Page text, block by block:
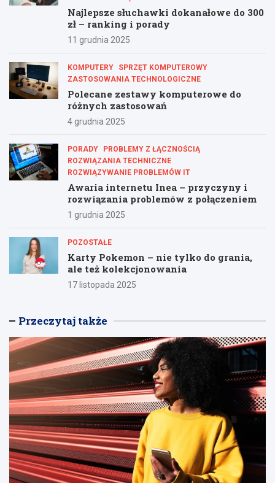
Najlepsze słuchawki dokanałowe do 300
zł – ranking i porady
11 grudnia 2025
KOMPUTERY
SPRZĘT KOMPUTEROWY
ZASTOSOWANIA TECHNOLOGICZNE
Polecane zestawy komputerowe do
różnych zastosowań
4 grudnia 2025
PORADY
PROBLEMY Z ŁĄCZNOŚCIĄ
ROZWIĄZANIA TECHNICZNE
ROZWIĄZYWANIE PROBLEMÓW IT
Awaria internetu Inea – przyczyny i
rozwiązania problemów z połączeniem
1 grudnia 2025
POZOSTAŁE
Karty Pokemon – nie tylko do grania,
ale też kolekcjonowania
17 listopada 2025
Przeczytaj także